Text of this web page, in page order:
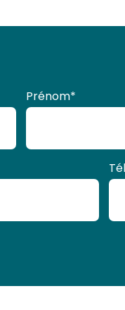
Prénom*